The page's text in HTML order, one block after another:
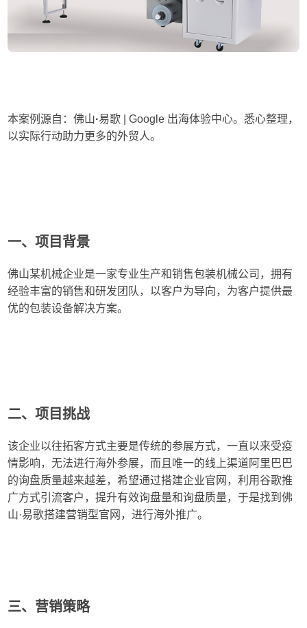
本案例源自：佛山·易歌 | Google 出海体验中心。悉心整理，
以实际行动助力更多的外贸人。
一、项目背景
佛山某机械企业是一家专业生产和销售包装机械公司，拥有
经验丰富的销售和研发团队，以客户为导向，为客户提供最
优的包装设备解决方案。
二、项目挑战
该企业以往拓客方式主要是传统的参展方式，一直以来受疫
情影响，无法进行海外参展，而且唯一的线上渠道阿里巴巴
的询盘质量越来越差，希望通过搭建企业官网，利用谷歌推
广方式引流客户，提升有效询盘量和询盘质量，于是找到佛
山·易歌搭建营销型官网，进行海外推广。
三、营销策略